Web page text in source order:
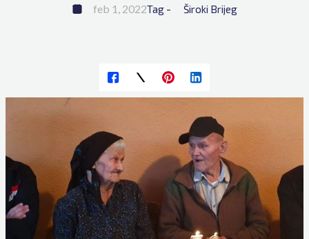
feb 1, 2022Tag - Široki Brijeg